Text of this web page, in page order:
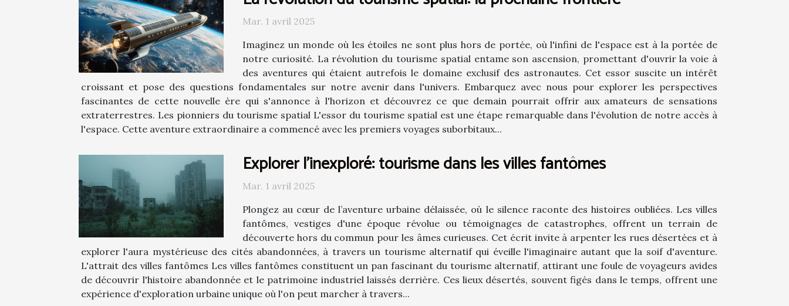
Mar. 1 avril 2025
Imaginez un monde où les étoiles ne sont plus hors de portée, où l'infini de l'espace est à la portée de
notre curiosité. La révolution du tourisme spatial entame son ascension, promettant d'ouvrir la voie à
des aventures qui étaient autrefois le domaine exclusif des astronautes. Cet essor suscite un intérêt
croissant et pose des questions fondamentales sur notre avenir dans l'univers. Embarquez avec nous pour explorer les perspectives
fascinantes de cette nouvelle ère qui s'annonce à l'horizon et découvrez ce que demain pourrait offrir aux amateurs de sensations
extraterrestres. Les pionniers du tourisme spatial L'essor du tourisme spatial est une étape remarquable dans l'évolution de notre accès à
l'espace. Cette aventure extraordinaire a commencé avec les premiers voyages suborbitaux...
Explorer l'inexploré: tourisme dans les villes fantômes
Mar. 1 avril 2025
Plongez au cœur de l’aventure urbaine délaissée, où le silence raconte des histoires oubliées. Les villes
fantômes, vestiges d'une époque révolue ou témoignages de catastrophes, offrent un terrain de
découverte hors du commun pour les âmes curieuses. Cet écrit invite à arpenter les rues désertées et à
explorer l'aura mystérieuse des cités abandonnées, à travers un tourisme alternatif qui éveille l'imaginaire autant que la soif d'aventure.
L'attrait des villes fantômes Les villes fantômes constituent un pan fascinant du tourisme alternatif, attirant une foule de voyageurs avides
de découvrir l'histoire abandonnée et le patrimoine industriel laissés derrière. Ces lieux désertés, souvent figés dans le temps, offrent une
expérience d'exploration urbaine unique où l'on peut marcher à travers...